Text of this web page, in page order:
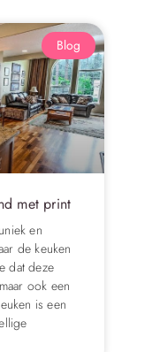
Blog
met print
en
de keuken
dat deze
ook een
is een